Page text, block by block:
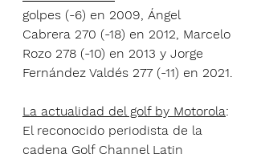
golpes (-6) en 2009, Ángel
Cabrera 270 (-18) en 2012, Marcelo
Rozo 278 (-10) en 2013 y Jorge
Fernández Valdés 277 (-11) en 2021.
La actualidad del golf by Motorola:
El reconocido periodista de la
cadena Golf Channel Latin